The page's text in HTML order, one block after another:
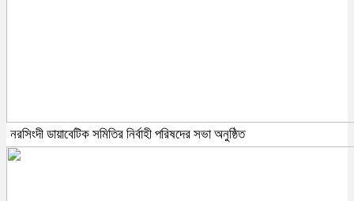
নরসিংদী ডায়াবেটিক সমিতির নির্বাহী পরিষদের সভা অনুষ্ঠিত